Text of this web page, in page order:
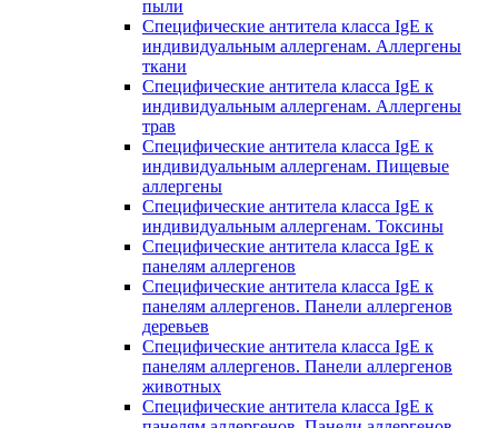
пыли
Специфические антитела класса IgE к
индивидуальным аллергенам. Аллергены
ткани
Специфические антитела класса IgE к
индивидуальным аллергенам. Аллергены
трав
Специфические антитела класса IgE к
индивидуальным аллергенам. Пищевые
аллергены
Специфические антитела класса IgE к
индивидуальным аллергенам. Токсины
Специфические антитела класса IgE к
панелям аллергенов
Специфические антитела класса IgE к
панелям аллергенов. Панели аллергенов
деревьев
Специфические антитела класса IgE к
панелям аллергенов. Панели аллергенов
животных
Специфические антитела класса IgE к